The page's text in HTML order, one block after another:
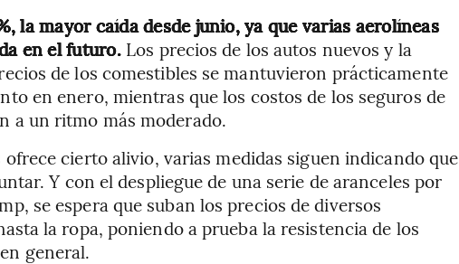
la mayor caída desde junio, ya que varias aerolíneas
en el futuro. Los precios de los autos nuevos y la
de los comestibles se mantuvieron prácticamente
en enero, mientras que los costos de los seguros de
a un ritmo más moderado.
cierto alivio, varias medidas siguen indicando que
Y con el despliegue de una serie de aranceles por
se espera que suban los precios de diversos
la ropa, poniendo a prueba la resistencia de los
general.